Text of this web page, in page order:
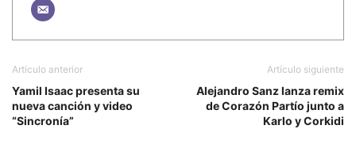
Artículo anterior
Yamil Isaac presenta su
nueva canción y video
“Sincronía”
Artículo siguiente
Alejandro Sanz lanza remix
de Corazón Partío junto a
Karlo y Corkidi